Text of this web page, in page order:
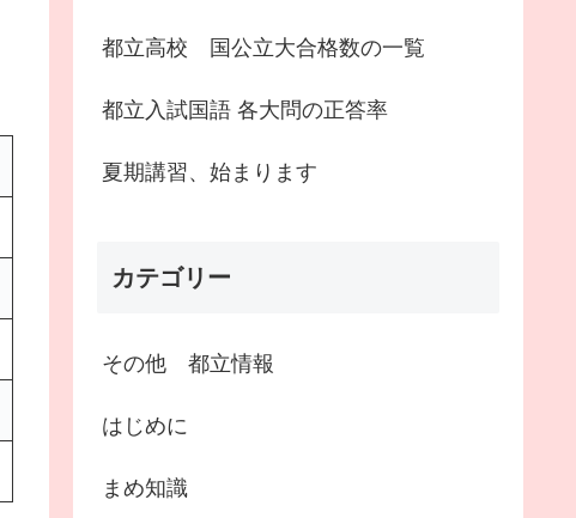
都立高校 国公立大合格数の一覧
都立入試国語 各大問の正答率
夏期講習、始まります
カテゴリー
その他 都立情報
はじめに
まめ知識